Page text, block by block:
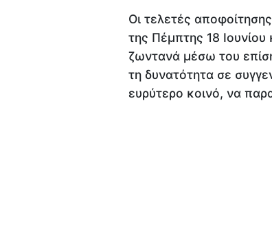
Οι τελετές
της Πέμπτης 18 Ιουνίου
ζωντανά μέσω του
τη δυνατότητα σε
ευρύτερο κοινό, να